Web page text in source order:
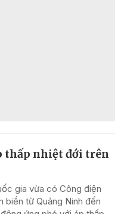
thấp nhiệt đới trên
gia vừa có Công điện
biển từ Quảng Ninh đến